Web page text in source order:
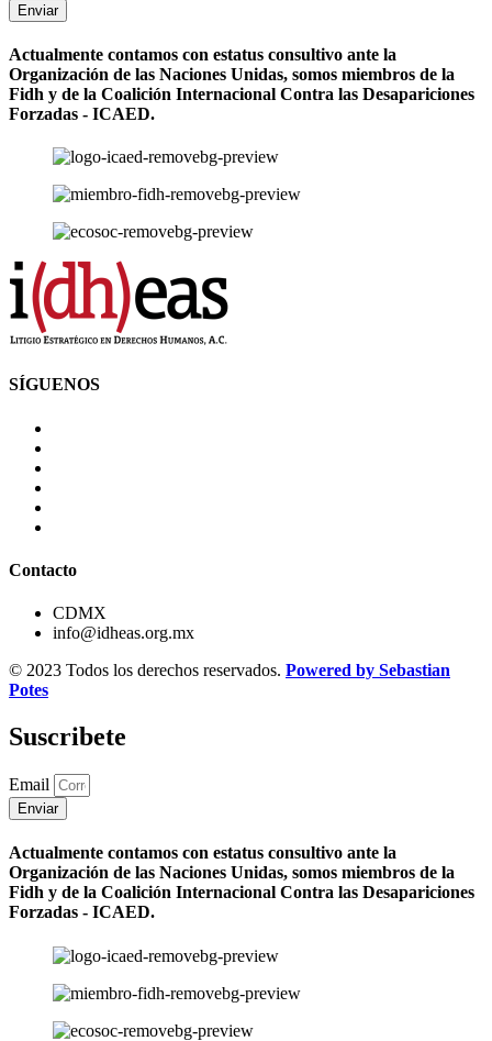
Enviar
Actualmente contamos con estatus consultivo ante la
Organización de las Naciones Unidas, somos miembros de la
Fidh y de la Coalición Internacional Contra las Desapariciones
Forzadas - ICAED.
SÍGUENOS
Contacto
CDMX
info@idheas.org.mx
© 2023 Todos los derechos reservados. Powered by Sebastian
Potes
Suscribete
Email
Enviar
Actualmente contamos con estatus consultivo ante la
Organización de las Naciones Unidas, somos miembros de la
Fidh y de la Coalición Internacional Contra las Desapariciones
Forzadas - ICAED.